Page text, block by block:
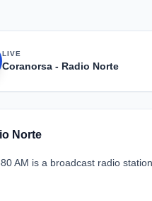
LIVE
Coranorsa - Radio Norte
Norte
AM is a broadcast radio